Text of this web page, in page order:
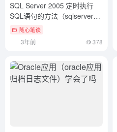
SQL Server 2005 定时执行
SQL语句的方法（sqlserver设
置定时任务）万万没想到
随心笔谈
3年前 378